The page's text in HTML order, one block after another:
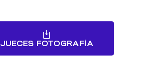
JUECES FOTOGRAFÍA